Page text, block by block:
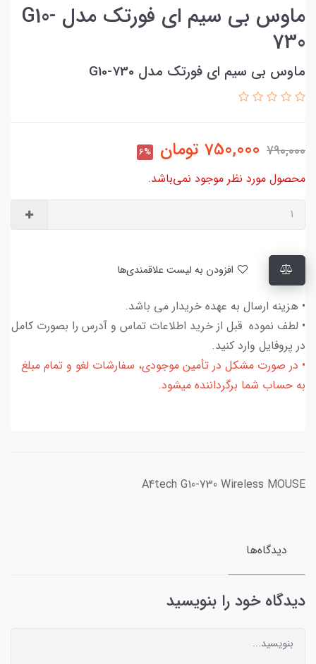
ماوس بی سیم ای فورتک مدل G10-
730
ماوس بی سیم ای فورتک مدل G10-730
790,000
750,000 تومان 6%
محصول مورد نظر موجود نمی‌باشد.
• هزینه ارسال به عهده خریدار می باشد.
• لطف نموده قبل از خرید اطلاعات تماس و آدرس را بصورت کامل
در پروفایل وارد کنید.
• در صورت مشکل در تأمین موجودی، سفارشات لغو و تمام مبلغ
به حساب شما برگرداننده میشود.
A4tech G10-730 Wireless MOUSE
دیدگاه‌ها
دیدگاه خود را بنویسید